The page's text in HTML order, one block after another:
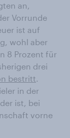
an,
Vorrunde
ist auf
wohl aber
8 Prozent für
drei
bestritt.
in der
ist, bei
vorne